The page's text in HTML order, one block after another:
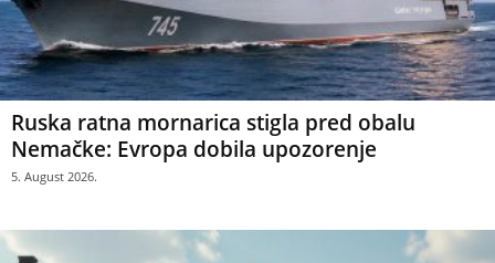
Ruska ratna mornarica stigla pred obalu
Nemačke: Evropa dobila upozorenje
5. August 2026.